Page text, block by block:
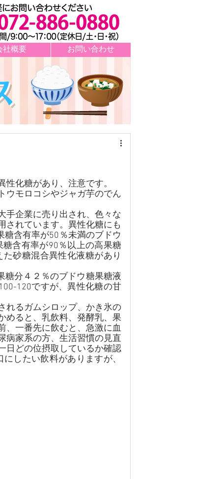
社概要 お問い合わせ
化糖があり、注意です。
ウモロコシやジャガ芋のでん
手企業に売り出され、色々な
されています。異性化糖にも
糖含有率が50％未満のブドウ
含有率が90％以上の高果糖
砂糖混合異性化液糖があり
糖分４２％のブドウ糖果糖液
120ですが、異性化糖の甘
れるガムシロップ、かき氷の
めると、乳飲料、発酵乳、果
、一番先に飲むと、急激に血
病家系の方、生活習慣の見直
日どの位摂取しているか確認
したい飲料がありますが、